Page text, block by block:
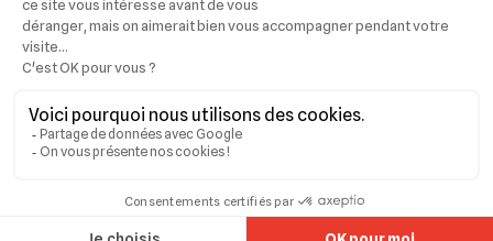
Mentions légales
Idealcoms